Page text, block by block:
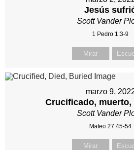
Jesús
Scott Vander
1 Pedro 1:3-9
Mirar
marzo 9,
Crucificado, muerto,
Scott Vander
Mateo 27:45-54
Mirar